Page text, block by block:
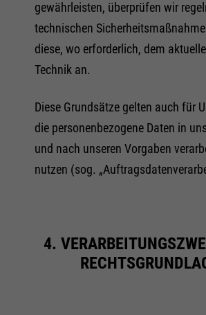
gewährleisten, überprüfen wir
technischen
diese, wo erforderlich, dem
Technik an.
Diese Grundsätze gelten auch für
die personenbezogene Daten in
und nach unseren Vorgaben
nutzen (sog.
4.